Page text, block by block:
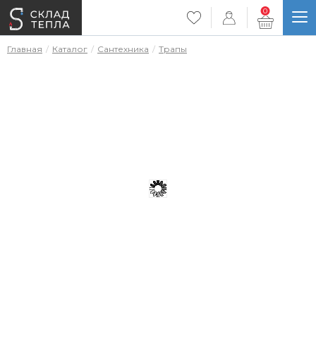
0
Главная Каталог Сантехника Трапы